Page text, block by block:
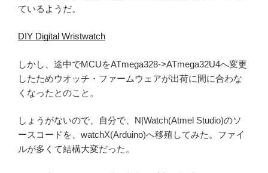
ているようだ。
DIY Digital Wristwatch
しかし、途中でMCUをATmega328->ATmega32U4へ変更
したためウオッチ・ファームウェアが出荷に間に合わな
くなったとのこと。
しょうがないので、自分で、N|Watch(Atmel Studio)のソ
ースコードを、watchX(Arduino)へ移殖してみた。ファイ
ルが多くて結構大変だった。